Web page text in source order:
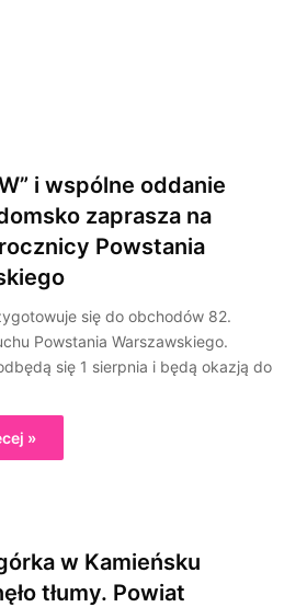
i wspólne oddanie
zaprasza na
Powstania
się do obchodów 82.
Powstania Warszawskiego.
się 1 sierpnia i będą okazją do
»
w Kamieńsku
tłumy. Powiat